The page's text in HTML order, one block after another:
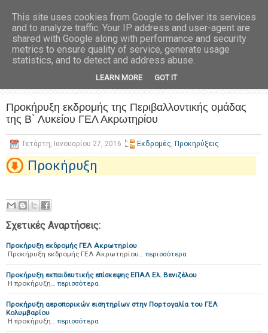
Προκήρυξη εκδρομής της Περιβαλλοντικής ομάδας
της Β` Λυκείου ΓΕΛ Ακρωτηρίου
Τετάρτη, Ιανουαρίου 27, 2016 Εκδρομές, Προκηρύξεις
Προκήρυξη
Σχετικές Αναρτήσεις:
Προκήρυξη εκδρομής ΓΕΛ Ακρωτηρίου
Προκήρυξη εκδρομής ΓΕΛ Ακρωτηρίου… περισσότερα
Προκήρυξη εκπαιδευτικής επίσκεψης ΕΠΑΛ Ελ. Βενιζέλου
Η προκήρυξη… περισσότερα
Προκήρυξη αεροπορικών εισητηρίων στην Πορτογαλία του ΓΕΛ
Κολυμβαρίου
Η προκήρυξη… περισσότερα
This site uses cookies from Google to deliver its services
and to analyze traffic. Your IP address and user-agent are
shared with Google along with performance and security
metrics to ensure quality of service, generate usage
statistics, and to detect and address abuse.
LEARN MORE GOT IT